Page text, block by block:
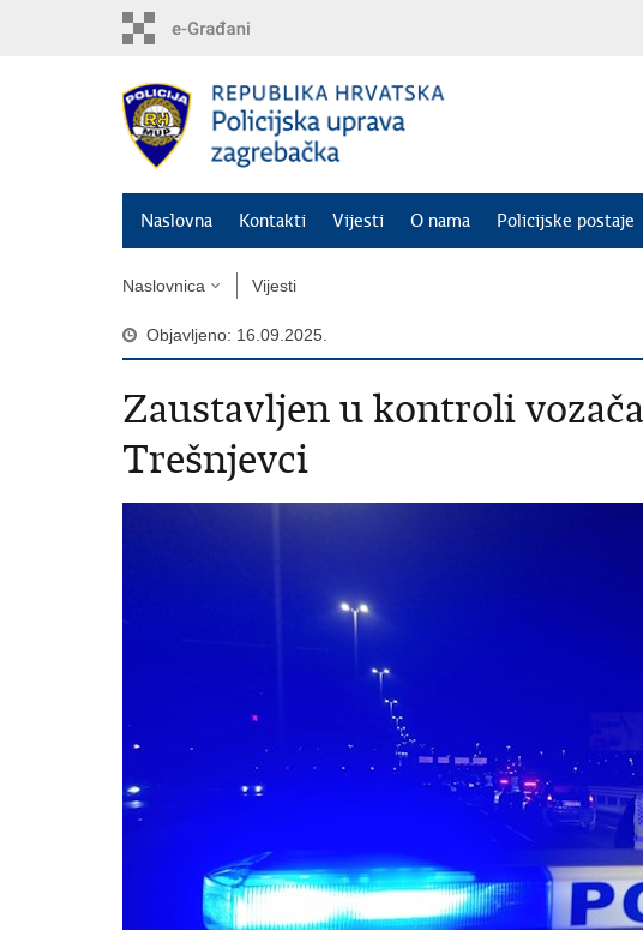
Naslovna Kontakti Vijesti O nama Policijske postaje
Naslovnica Vijesti
Objavljeno: 16.09.2025.
Zaustavljen u kontroli
Trešnjevci